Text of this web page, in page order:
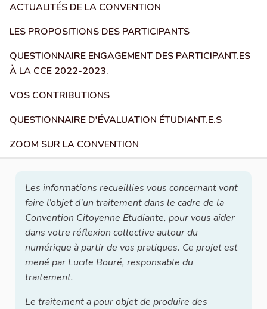
ACTUALITÉS DE LA CONVENTION
LES PROPOSITIONS DES PARTICIPANTS
QUESTIONNAIRE ENGAGEMENT DES PARTICIPANT.ES
À LA CCE 2022-2023.
VOS CONTRIBUTIONS
QUESTIONNAIRE D'ÉVALUATION ÉTUDIANT.E.S
ZOOM SUR LA CONVENTION
Les informations recueillies vous concernant vont
faire l’objet d’un traitement dans le cadre de la
Convention Citoyenne Etudiante, pour vous aider
dans votre réflexion collective autour du
numérique à partir de vos pratiques. Ce projet est
mené par Lucile Bouré, responsable du
traitement.
Le traitement a pour objet de produire des